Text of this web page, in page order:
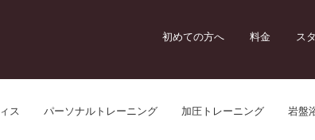
初めての方へ 料金 ス
ス パーソナルトレーニング 加圧トレーニング 岩盤